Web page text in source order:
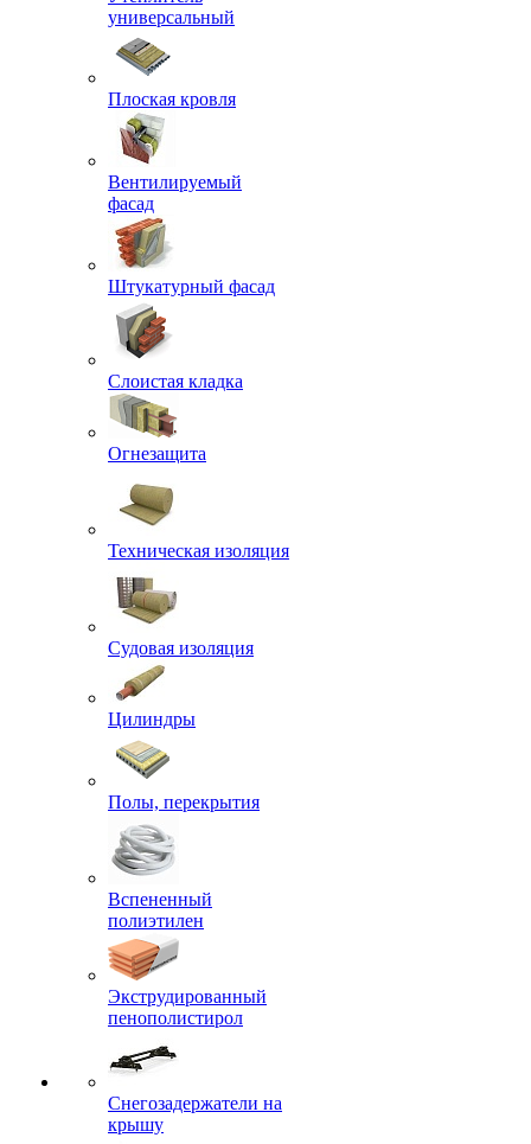
универсальный
Плоская кровля
Вентилируемый
фасад
Штукатурный фасад
Слоистая кладка
Огнезащита
Техническая изоляция
Судовая изоляция
Цилиндры
Полы, перекрытия
Вспененный
полиэтилен
Экструдированный
пенополистирол
Снегозадержатели на
крышу